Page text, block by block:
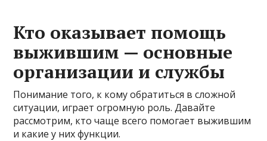
Кто оказывает помощь
выжившим — основные
организации и службы
Понимание того, к кому обратиться в сложной
ситуации, играет огромную роль. Давайте
рассмотрим, кто чаще всего помогает выжившим
и какие у них функции.